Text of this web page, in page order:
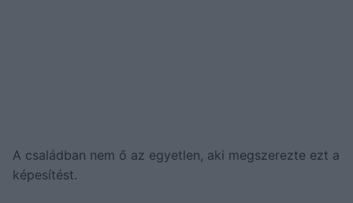
A családban nem ő az egyetlen, aki megszerezte ezt a
képesítést.